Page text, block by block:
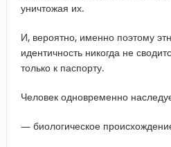
уничтожая их.
И, вероятно, именно поэтому
идентичность никогда не
только к паспорту.
Человек одновременно
— биологическое